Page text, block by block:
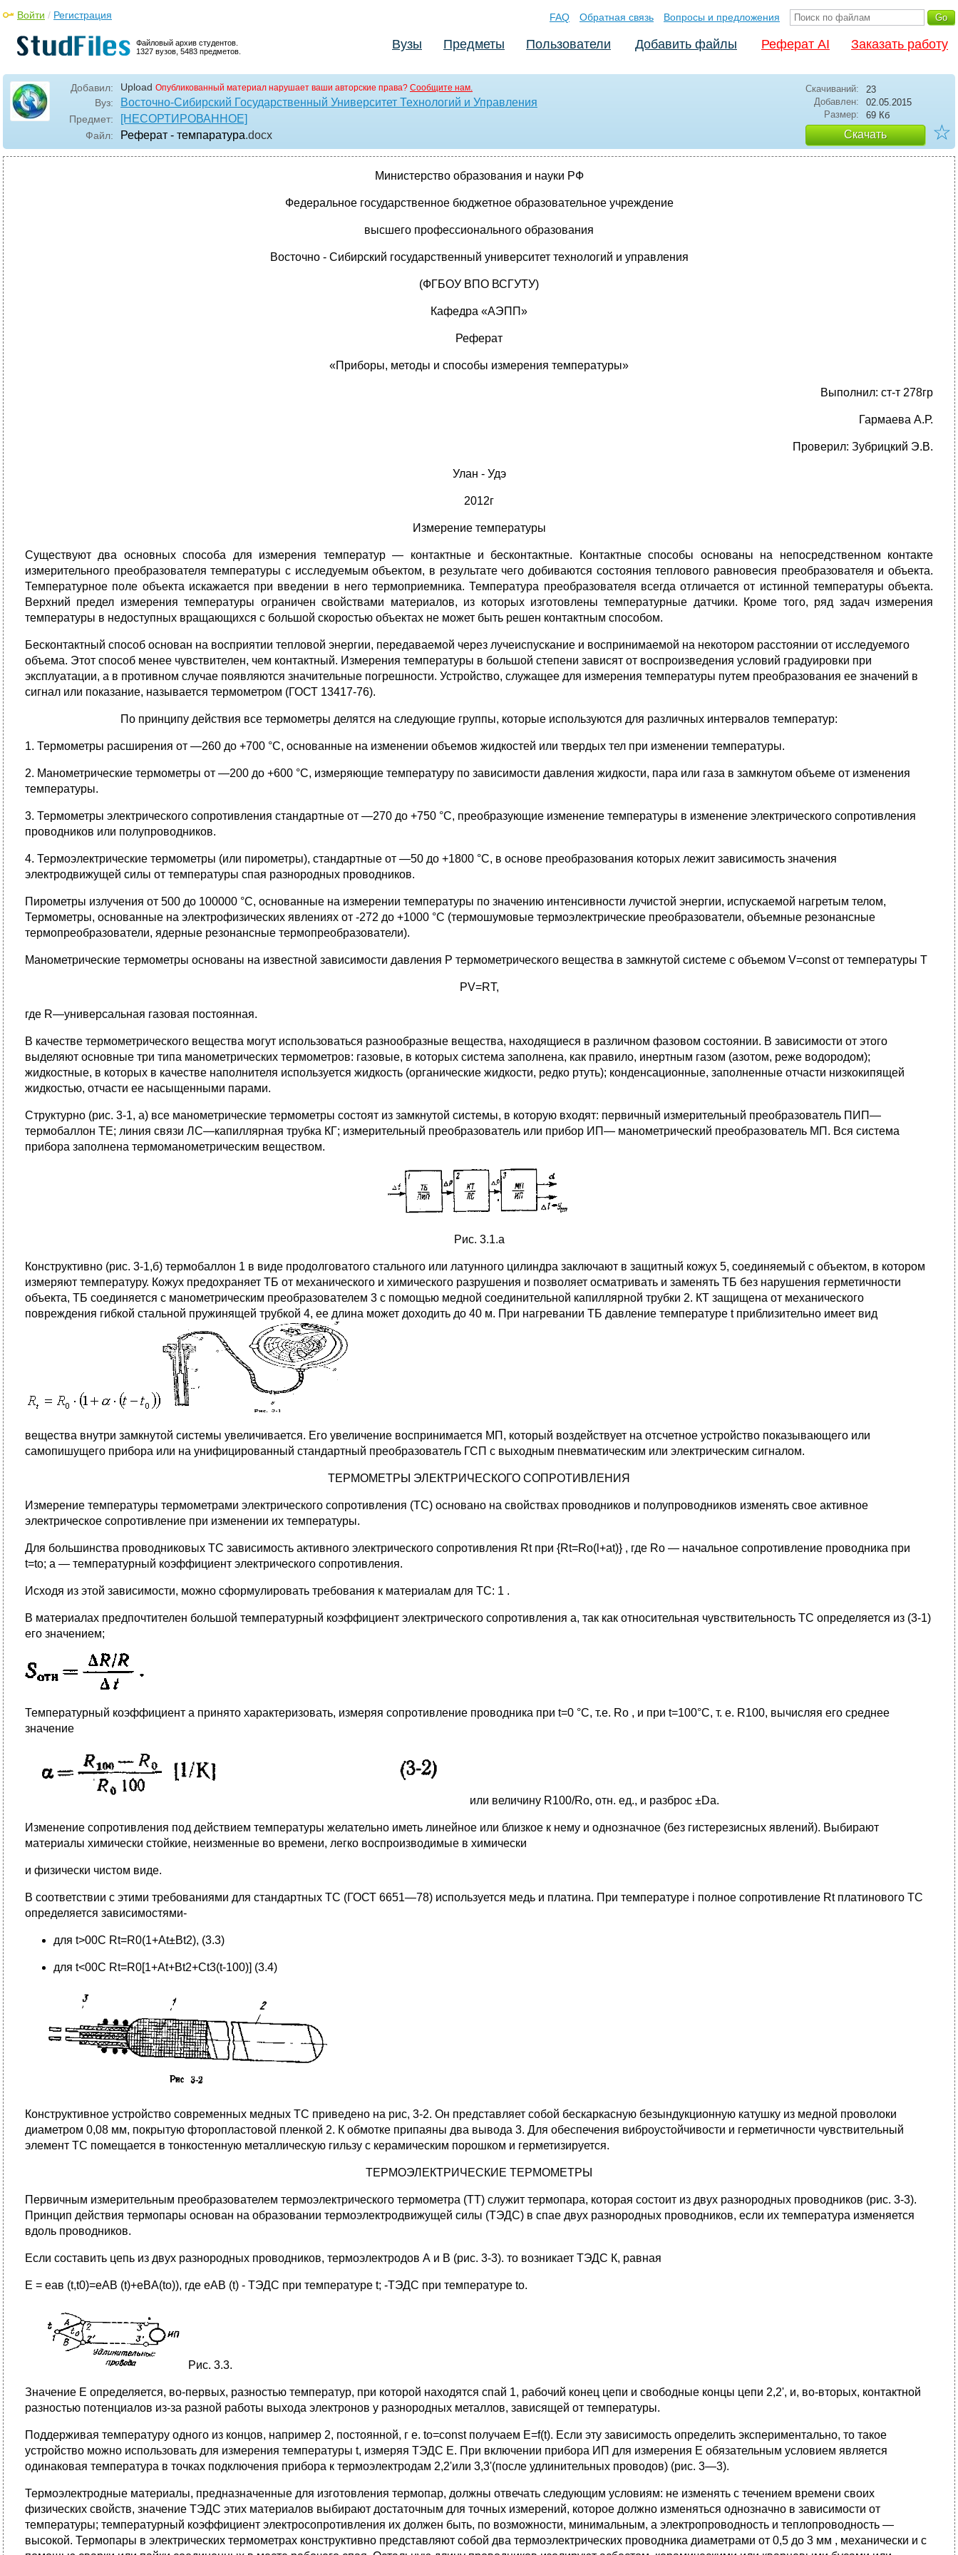
Файловый архив студентов.
1327 вузов, 5483 предметов.
Войти / Регистрация FAQ Обратная связь Вопросы и предложения
Вузы Предметы Пользователи Добавить файлы Реферат AI Заказать работу
Добавил: Upload Опубликованный материал нарушает ваши авторские права? Сообщите нам.
Вуз: Восточно-Сибирский Государственный Университет Технологий и Управления
Предмет: [НЕСОРТИРОВАННОЕ]
Файл: Реферат - темпаратура.docx
Скачиваний:
23
Добавлен:
02.05.2015
Размер:
69 Кб
Скачать ☆
Министерство образования и науки РФ
Федеральное государственное бюджетное образовательное учреждение
высшего профессионального образования
Восточно - Сибирский государственный университет технологий и управления
(ФГБОУ ВПО ВСГУТУ)
Кафедра «АЭПП»
Реферат
«Приборы, методы и способы измерения температуры»
Выполнил: ст-т 278гр
Гармаева А.Р.
Проверил: Зубрицкий Э.В.
Улан - Удэ
2012г
Измерение температуры
Существуют два основных способа для измерения температур — контактные и бесконтактные. Контактные способы основаны на непосредственном контакте
измерительного преобразователя температуры с исследуемым объектом, в результате чего добиваются состояния теплового равновесия преобразователя и объекта.
Температурное поле объекта искажается при введении в него термоприемника. Температура преобразователя всегда отличается от истинной температуры объекта.
Верхний предел измерения температуры ограничен свойствами материалов, из которых изготовлены температурные датчики. Кроме того, ряд задач измерения
температуры в недоступных вращающихся с большой скоростью объектах не может быть решен контактным способом.
Бесконтактный способ основан на восприятии тепловой энергии, передаваемой через лучеиспускание и воспринимаемой на некотором расстоянии от исследуемого
объема. Этот способ менее чувствителен, чем контактный. Измерения температуры в большой степени зависят от воспроизведения условий градуировки при
эксплуатации, а в противном случае появляются значительные погрешности. Устройство, служащее для измерения температуры путем преобразования ее значений в
сигнал или показание, называется термометром (ГОСТ 13417-76).
По принципу действия все термометры делятся на следующие группы, которые используются для различных интервалов температур:
1. Термометры расширения от —260 до +700 °С, основанные на изменении объемов жидкостей или твердых тел при изменении температуры.
2. Манометрические термометры от —200 до +600 °С, измеряющие температуру по зависимости давления жидкости, пара или газа в замкнутом объеме от изменения
температуры.
3. Термометры электрического сопротивления стандартные от —270 до +750 °С, преобразующие изменение температуры в изменение электрического сопротивления
проводников или полупроводников.
4. Термоэлектрические термометры (или пирометры), стандартные от —50 до +1800 °С, в основе преобразования которых лежит зависимость значения
электродвижущей силы от температуры спая разнородных проводников.
Пирометры излучения от 500 до 100000 °С, основанные на измерении температуры по значению интенсивности лучистой энергии, испускаемой нагретым телом,
Термометры, основанные на электрофизических явлениях от -272 до +1000 °С (термошумовые термоэлектрические преобразователи, объемные резонансные
термопреобразователи, ядерные резонансные термопреобразователи).
Манометрические термометры основаны на известной зависимости давления Р термометрического вещества в замкнутой системе с объемом V=const от температуры Т
PV=RT,
где R—универсальная газовая постоянная.
В качестве термометрического вещества могут использоваться разнообразные вещества, находящиеся в различном фазовом состоянии. В зависимости от этого
выделяют основные три типа манометрических термометров: газовые, в которых система заполнена, как правило, инертным газом (азотом, реже водородом);
жидкостные, в которых в качестве наполнителя используется жидкость (органические жидкости, редко ртуть); конденсационные, заполненные отчасти низкокипящей
жидкостью, отчасти ее насыщенными парами.
Структурно (рис. 3-1, а) все манометрические термометры состоят из замкнутой системы, в которую входят: первичный измерительный преобразователь ПИП—
термобаллон ТЕ; линия связи ЛС—капиллярная трубка КГ; измерительный преобразователь или прибор ИП— манометрический преобразователь МП. Вся система
прибора заполнена термоманометрическим веществом.
Рис. 3.1.а
Конструктивно (рис. 3-1,б) термобаллон 1 в виде продолговатого стального или латунного цилиндра заключают в защитный кожух 5, соединяемый с объектом, в котором
измеряют температуру. Кожух предохраняет ТБ от механического и химического разрушения и позволяет осматривать и заменять ТБ без нарушения герметичности
объекта, ТБ соединяется с манометрическим преобразователем 3 с помощью медной соединительной капиллярной трубки 2. КТ защищена от механического
повреждения гибкой стальной пружинящей трубкой 4, ее длина может доходить до 40 м. При нагревании ТБ давление температуре t приблизительно имеет вид
вещества внутри замкнутой системы увеличивается. Его увеличение воспринимается МП, который воздействует на отсчетное устройство показывающего или
самопишущего прибора или на унифицированный стандартный преобразователь ГСП с выходным пневматическим или электрическим сигналом.
ТЕРМОМЕТРЫ ЭЛЕКТРИЧЕСКОГО СОПРОТИВЛЕНИЯ
Измерение температуры термометрами электрического сопротивления (ТС) основано на свойствах проводников и полупроводников изменять свое активное
электрическое сопротивление при изменении их температуры.
Для большинства проводниковых ТС зависимость активного электрического сопротивления Rt при {Rt=Ro(l+at)} , где Ro — начальное сопротивление проводника при
t=to; а — температурный коэффициент электрического сопротивления.
Исходя из этой зависимости, можно сформулировать требования к материалам для ТС: 1 .
В материалах предпочтителен большой температурный коэффициент электрического сопротивления а, так как относительная чувствительность ТС определяется из (3-1)
его значением;
Температурный коэффициент а принято характеризовать, измеряя сопротивление проводника при t=0 °C, т.е. Ro , и при t=100°C, т. е. R100, вычисляя его среднее
значение
или величину R100/Ro, отн. ед., и разброс ±Dа.
Изменение сопротивления под действием температуры желательно иметь линейное или близкое к нему и однозначное (без гистерезисных явлений). Выбирают
материалы химически стойкие, неизменные во времени, легко воспроизводимые в химически
и физически чистом виде.
В соответствии с этими требованиями для стандартных ТС (ГОСТ 6651—78) используется медь и платина. При температуре i полное сопротивление Rt платинового ТС
определяется зависимостями-
для t>00С Rt=R0(1+At±Bt2), (3.3)
для t<00C Rt=R0[1+At+Bt2+Ct3(t-100)] (3.4)
Конструктивное устройство современных медных ТС приведено на рис, 3-2. Он представляет собой бескаркасную безындукционную катушку из медной проволоки
диаметром 0,08 мм, покрытую фторопластовой пленкой 2. К обмотке припаяны два вывода 3. Для обеспечения виброустойчивости и герметичности чувствительный
элемент ТС помещается в тонкостенную металлическую гильзу с керамическим порошком и герметизируется.
ТЕРМОЭЛЕКТРИЧЕСКИЕ ТЕРМОМЕТРЫ
Первичным измерительным преобразователем термоэлектрического термометра (ТТ) служит термопара, которая состоит из двух разнородных проводников (рис. 3-3).
Принцип действия термопары основан на образовании термоэлектродвижущей силы (ТЭДС) в спае двух разнородных проводников, если их температура изменяется
вдоль проводников.
Если составить цепь из двух разнородных проводников, термоэлектродов А и В (рис. 3-3). то возникает ТЭДС К, равная
Е = eaв (t,t0)=eAB (t)+eBA(to)), где еAB (t) - ТЭДС при температуре t; -ТЭДС при температуре to.
Рис. 3.3.
Значение Е определяется, во-первых, разностью температур, при которой находятся спай 1, рабочий конец цепи и свободные концы цепи 2,2', и, во-вторых, контактной
разностью потенциалов из-за разной работы выхода электронов у разнородных металлов, зависящей от температуры.
Поддерживая температуру одного из концов, например 2, постоянной, г е. to=const получаем E=f(t). Если эту зависимость определить экспериментально, то такое
устройство можно использовать для измерения температуры t, измеряя ТЭДС Е. При включении прибора ИП для измерения Е обязательным условием является
одинаковая температура в точках подключения прибора к термоэлектродам 2,2'или 3,3'(после удлинительных проводов) (рис. 3—3).
Термоэлектродные материалы, предназначенные для изготовления термопар, должны отвечать следующим условиям: не изменять с течением времени своих
физических свойств, значение ТЭДС этих материалов выбирают достаточным для точных измерений, которое должно изменяться однозначно в зависимости от
температуры; температурный коэффициент электросопротивления их должен быть, по возможности, минимальным, а электропроводность и теплопроводность —
высокой. Термопары в электрических термометрах конструктивно представляют собой два термоэлектрических проводника диаметрами от 0,5 до 3 мм , механически и с